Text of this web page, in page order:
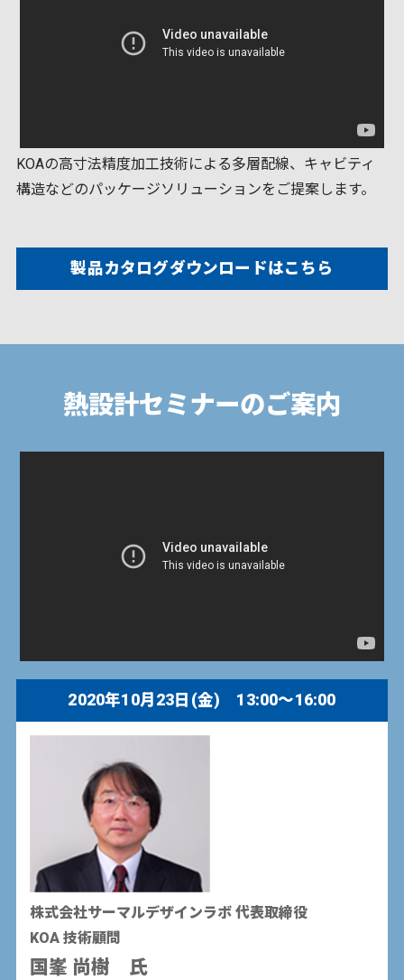
KOAの高寸法精度加工技術による多層配線、キャビティ
構造などのパッケージソリューションをご提案します。
製品カタログダウンロードはこちら
熱設計セミナーのご案内
2020年10月23日(金) 13:00〜16:00
株式会社サーマルデザインラボ 代表取締役
KOA 技術顧問
国峯 尚樹 氏